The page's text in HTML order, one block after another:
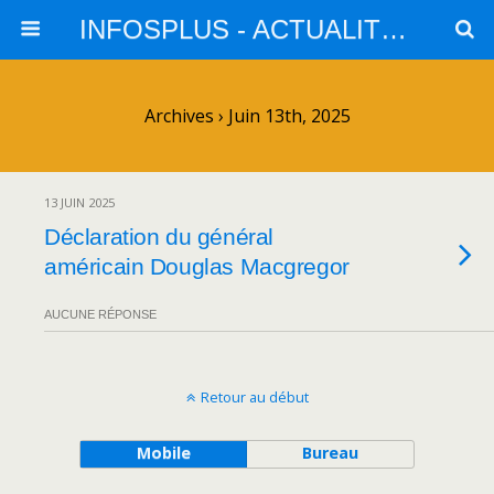
INFOSPLUS - ACTUALITES et INFOS
Archives › Juin 13th, 2025
13 JUIN 2025
Déclaration du général
américain Douglas Macgregor
AUCUNE RÉPONSE
Retour au début
Mobile Bureau